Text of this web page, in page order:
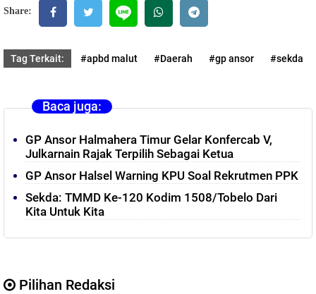
Share:
Tag Terkait: #apbd malut #Daerah #gp ansor #sekda
Baca juga:
GP Ansor Halmahera Timur Gelar Konfercab V,
Julkarnain Rajak Terpilih Sebagai Ketua
GP Ansor Halsel Warning KPU Soal Rekrutmen PPK
Sekda: TMMD Ke-120 Kodim 1508/Tobelo Dari
Kita Untuk Kita
Pilihan Redaksi